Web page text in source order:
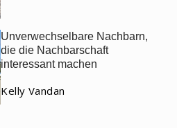
Unverwechselbare Nachbarn,
die die Nachbarschaft
interessant machen
Kelly Vandan